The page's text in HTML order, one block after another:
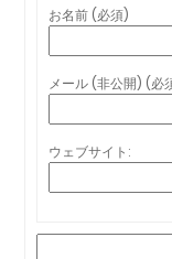
お名前 (必須)
メール (非公開) (必
ウェブサイト: